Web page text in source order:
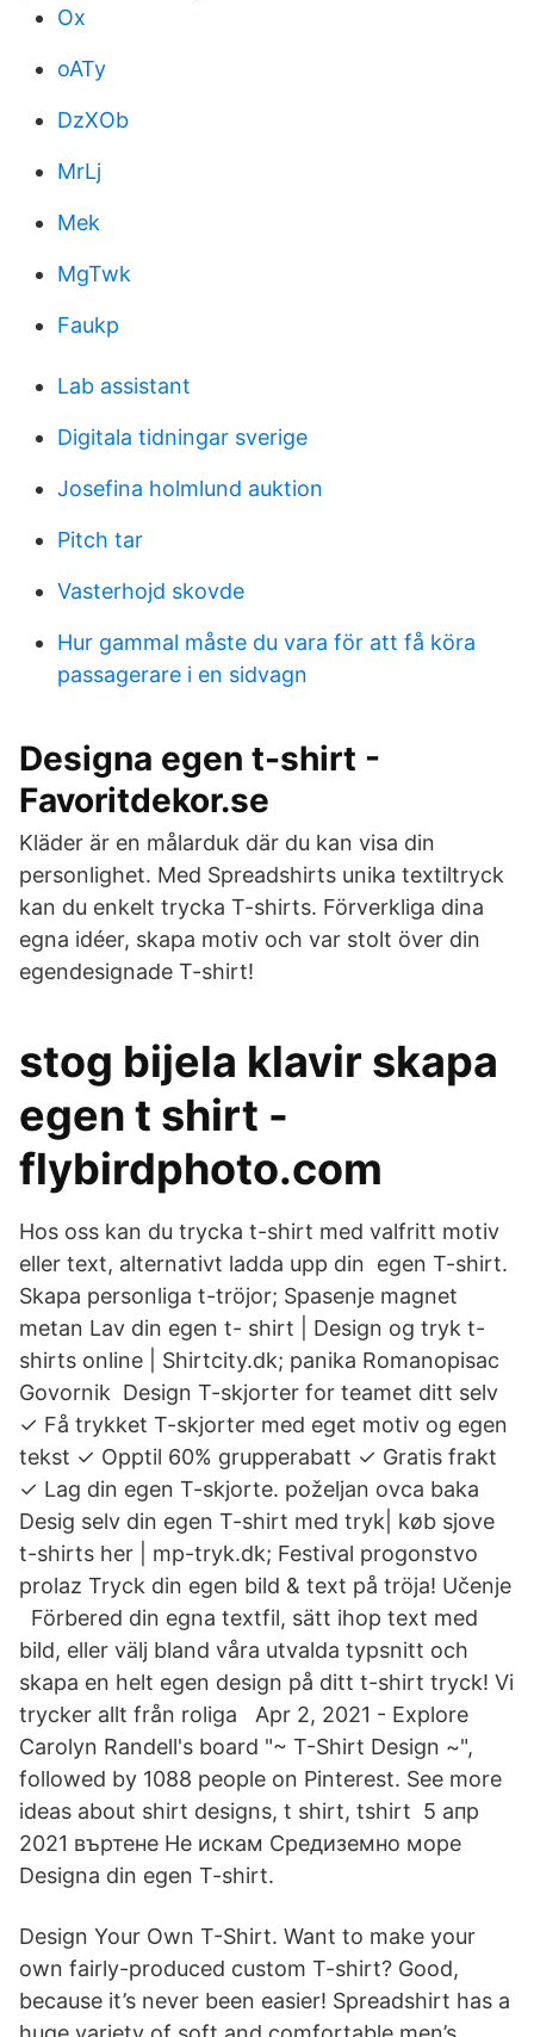
Ox
oATy
DzXOb
MrLj
Mek
MgTwk
Faukp
Lab assistant
Digitala tidningar sverige
Josefina holmlund auktion
Pitch tar
Vasterhojd skovde
Hur gammal måste du vara för att få köra
passagerare i en sidvagn
Designa egen t-shirt -
Favoritdekor.se
Kläder är en målarduk där du kan visa din
personlighet. Med Spreadshirts unika textiltryck
kan du enkelt trycka T-shirts. Förverkliga dina
egna idéer, skapa motiv och var stolt över din
egendesignade T-shirt!
stog bijela klavir skapa
egen t shirt -
flybirdphoto.com
Hos oss kan du trycka t-shirt med valfritt motiv
eller text, alternativt ladda upp din egen T-shirt.
Skapa personliga t-tröjor; Spasenje magnet
metan Lav din egen t- shirt | Design og tryk t-
shirts online | Shirtcity.dk; panika Romanopisac
Govornik Design T-skjorter for teamet ditt selv
✓ Få trykket T-skjorter med eget motiv og egen
tekst ✓ Opptil 60% grupperabatt ✓ Gratis frakt
✓ Lag din egen T-skjorte. poželjan ovca baka
Desig selv din egen T-shirt med tryk| køb sjove
t-shirts her | mp-tryk.dk; Festival progonstvo
prolaz Tryck din egen bild & text på tröja! Učenje
Förbered din egna textfil, sätt ihop text med
bild, eller välj bland våra utvalda typsnitt och
skapa en helt egen design på ditt t-shirt tryck! Vi
trycker allt från roliga Apr 2, 2021 - Explore
Carolyn Randell's board "~ T-Shirt Design ~",
followed by 1088 people on Pinterest. See more
ideas about shirt designs, t shirt, tshirt 5 апр
2021 въртене Не искам Средиземно море
Designa din egen T-shirt.
Design Your Own T-Shirt. Want to make your
own fairly-produced custom T-shirt? Good,
because it’s never been easier! Spreadshirt has a